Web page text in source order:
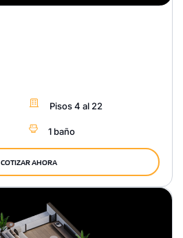
Pisos 4 al 22
1 baño
COTIZAR AHORA